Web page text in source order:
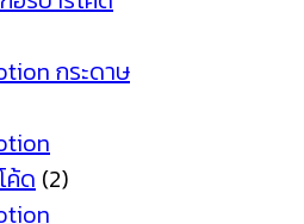
กระดาษ
ค้ด (2)